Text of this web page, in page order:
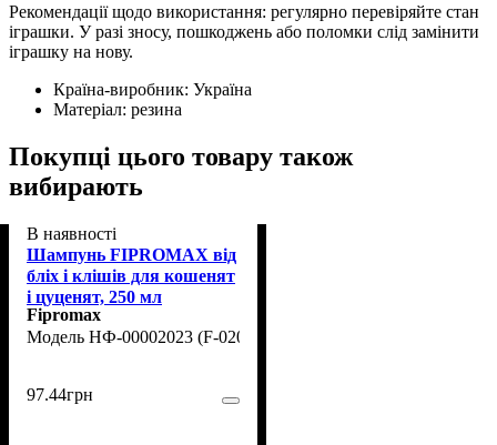
Рекомендації щодо використання: регулярно перевіряйте стан
іграшки. У разі зносу, пошкоджень або поломки слід замінити
іграшку на нову.
Країна-виробник: Україна
Матеріал: резина
Покупці цього товару також
вибирають
В наявності
Шампунь FIPROMAX від
бліх і клішів для кошенят
і цуценят, 250 мл
Fipromax
НФ-00002023 (F-020)
97.44грн